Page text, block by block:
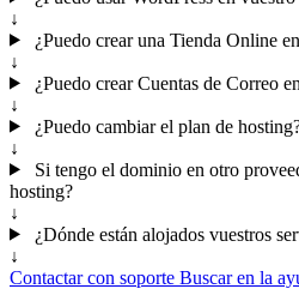
↓
¿Puedo crear una Tienda Online
↓
¿Puedo crear Cuentas de Correo
↓
¿Puedo cambiar el plan de
↓
Si tengo el dominio en otro
hosting?
↓
¿Dónde están alojados vuestros
↓
Contactar con soporte Buscar en la